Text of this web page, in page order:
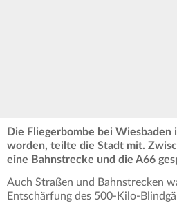
Die Fliegerbombe bei
worden, teilte die Stadt mit.
eine Bahnstrecke und die A66
Auch Straßen und Bahnstrecken
Entschärfung des 500-Kilo-